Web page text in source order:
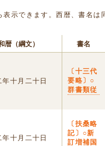
表示できます。西暦、書名
暦（綱文） 書名
年十月二十日
〔十三代
要略〕○
群書類従
年十月二十日
〔扶桑略
記〕○新
訂増補国